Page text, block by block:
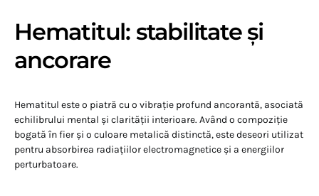
Hematitul: stabilitate și
ancorare
Hematitul este o piatră cu o vibrație profund ancorantă, asociată
echilibrului mental și clarității interioare. Având o compoziție
bogată în fier și o culoare metalică distinctă, este deseori utilizat
pentru absorbirea radiațiilor electromagnetice și a energiilor
perturbatoare.